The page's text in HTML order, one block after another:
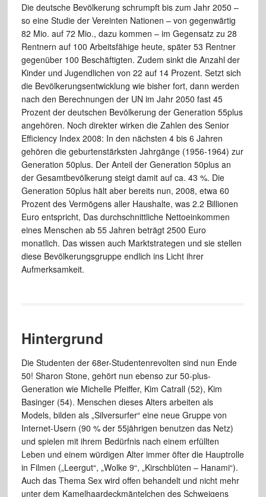
Die deutsche Bevölkerung schrumpft bis zum Jahr 2050 –
so eine Studie der Vereinten Nationen – von gegenwärtig
82 Mio. auf 72 Mio., dazu kommen – im Gegensatz zu 28
Rentnern auf 100 Arbeitsfähige heute, später 53 Rentner
gegenüber 100 Beschäftigten. Zudem sinkt die Anzahl der
Kinder und Jugendlichen von 22 auf 14 Prozent. Setzt sich
die Bevölkerungsentwicklung wie bisher fort, dann werden
nach den Berechnungen der UN im Jahr 2050 fast 45
Prozent der deutschen Bevölkerung der Generation 55plus
angehören. Noch direkter wirken die Zahlen des Senior
Efficiency Index 2008: In den nächsten 4 bis 6 Jahren
gehören die geburtenstärksten Jahrgänge (1956-1964) zur
Generation 50plus. Der Anteil der Generation 50plus an
der Gesamtbevölkerung steigt damit auf ca. 43 %. Die
Generation 50plus hält aber bereits nun, 2008, etwa 60
Prozent des Vermögens aller Haushalte, was 2.2 Billionen
Euro entspricht, Das durchschnittliche Nettoeinkommen
eines Menschen ab 55 Jahren beträgt 2500 Euro
monatlich. Das wissen auch Marktstrategen und sie stellen
diese Bevölkerungsgruppe endlich ins Licht ihrer
Aufmerksamkeit.
Hintergrund
Die Studenten der 68er-Studentenrevolten sind nun Ende
50! Sharon Stone, gehört nun ebenso zur 50-plus-
Generation wie Michelle Pfeiffer, Kim Catrall (52), Kim
Basinger (54). Menschen dieses Alters arbeiten als
Models, bilden als „Silversurfer“ eine neue Gruppe von
Internet-Usern (90 % der 55jährigen benutzen das Netz)
und spielen mit ihrem Bedürfnis nach einem erfüllten
Leben und einem würdigen Alter immer öfter die Hauptrolle
in Filmen („Leergut“, „Wolke 9“, „Kirschblüten – Hanami“).
Auch das Thema Sex wird offen behandelt und nicht mehr
unter dem Kamelhaardeckmäntelchen des Schweigens